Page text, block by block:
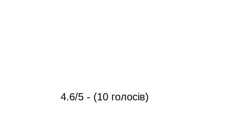
4.6/5 - (10 голосів)